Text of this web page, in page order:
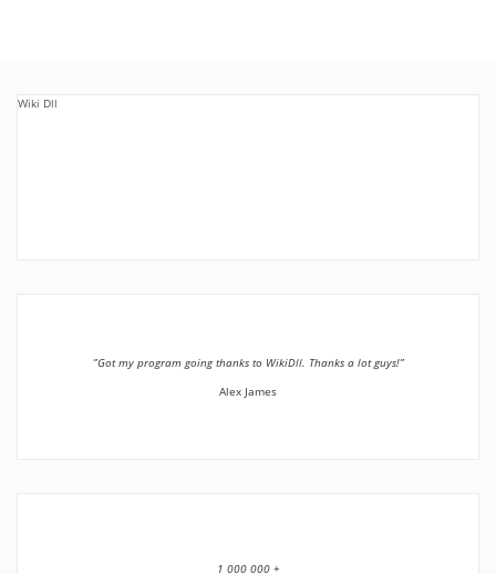
Wiki Dll
”Got my program going thanks to WikiDll. Thanks a lot guys!”
Alex James
1 000 000 +